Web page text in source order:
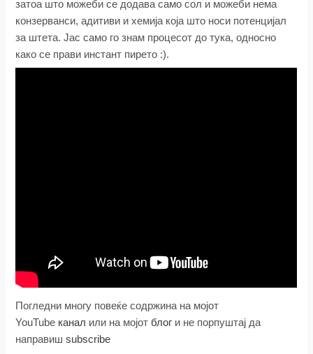
затоа што можеби се додава само сол и можеби нема
конзерванси, адитиви и хемија која што носи потенцијал
за штета. Јас само го знам процесот до тука, односно
како се прави инстант пирето :).
Погледни многу повеќе содржина на мојот
YouTube канал или на мојот блог и не порпуштај да
направишsubscribe